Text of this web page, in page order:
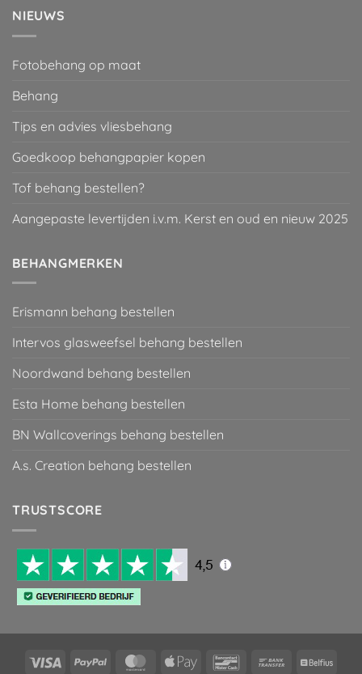
NIEUWS
Fotobehang op maat
Behang
Tips en advies vliesbehang
Goedkoop behangpapier kopen
Tof behang bestellen?
Aangepaste levertijden i.v.m. Kerst en oud en nieuw 2025
BEHANGMERKEN
Erismann behang bestellen
Intervos glasweefsel behang bestellen
Noordwand behang bestellen
Esta Home behang bestellen
BN Wallcoverings behang bestellen
A.s. Creation behang bestellen
TRUSTSCORE
Visa PayPal MasterCard
Apple
BancontactBank